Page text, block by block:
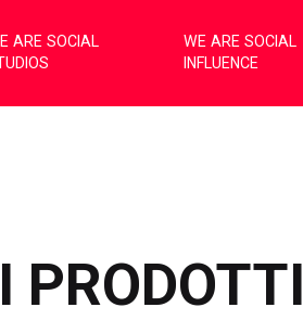
ARE SOCIAL
WE ARE SOCIAL
INFLUENCE
PRODOTTI